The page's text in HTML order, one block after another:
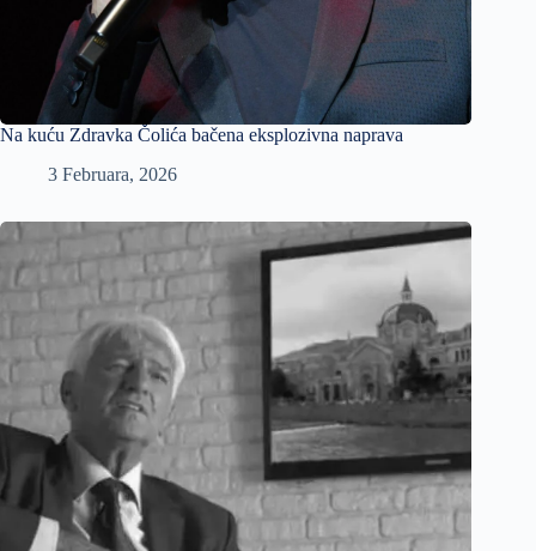
Na kuću Zdravka Čolića bačena eksplozivna naprava
3 Februara, 2026